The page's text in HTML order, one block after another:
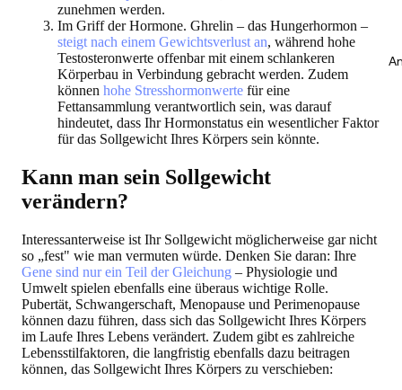
zunehmen werden.
Im Griff der Hormone. Ghrelin – das Hungerhormon –
steigt nach einem Gewichtsverlust an, während hohe
Testosteronwerte offenbar mit einem schlankeren
Körperbau in Verbindung gebracht werden. Zudem
können hohe Stresshormonwerte für eine
Fettansammlung verantwortlich sein, was darauf
hindeutet, dass Ihr Hormonstatus ein wesentlicher Faktor
für das Sollgewicht Ihres Körpers sein könnte.
Kann man sein Sollgewicht
verändern?
Interessanterweise ist Ihr Sollgewicht möglicherweise gar nicht
so „fest" wie man vermuten würde. Denken Sie daran: Ihre
Gene sind nur ein Teil der Gleichung – Physiologie und
Umwelt spielen ebenfalls eine überaus wichtige Rolle.
Pubertät, Schwangerschaft, Menopause und Perimenopause
können dazu führen, dass sich das Sollgewicht Ihres Körpers
im Laufe Ihres Lebens verändert. Zudem gibt es zahlreiche
Lebensstilfaktoren, die langfristig ebenfalls dazu beitragen
können, das Sollgewicht Ihres Körpers zu verschieben: